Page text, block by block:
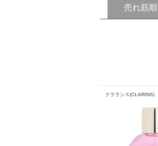
売れ筋順
クラランス(CLARINS)